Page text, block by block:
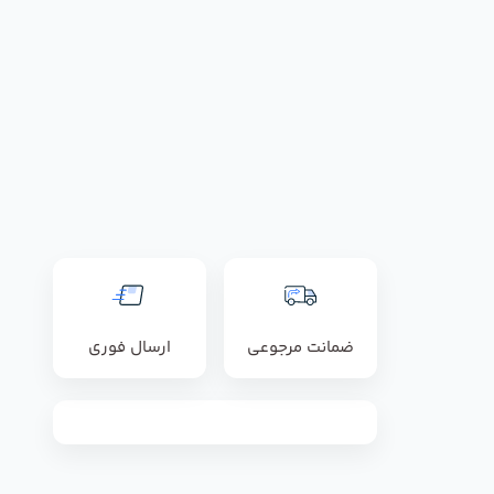
ضمانت مرجوعی ارسال فوری